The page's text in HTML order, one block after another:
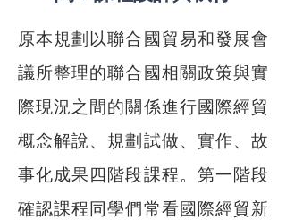
原本規劃以聯合國貿易和發展會
議所整理的聯合國相關政策與實
際現況之間的關係進行國際經貿
概念解說、規劃試做、實作、故
事化成果四階段課程。第一階段
確認課程同學們常看國際經貿新